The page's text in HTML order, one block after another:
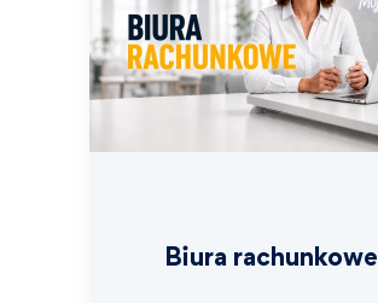
Biura rachunkowe